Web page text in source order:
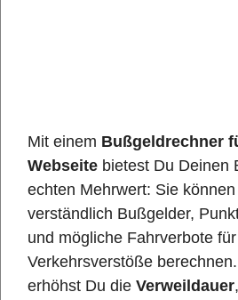
Mit einem Bußgeldrechner
Webseite bietest Du Deinen
echten Mehrwert: Sie
verständlich Bußgelder,
und mögliche Fahrverbote
Verkehrsverstöße
erhöhst Du die Verweildauer